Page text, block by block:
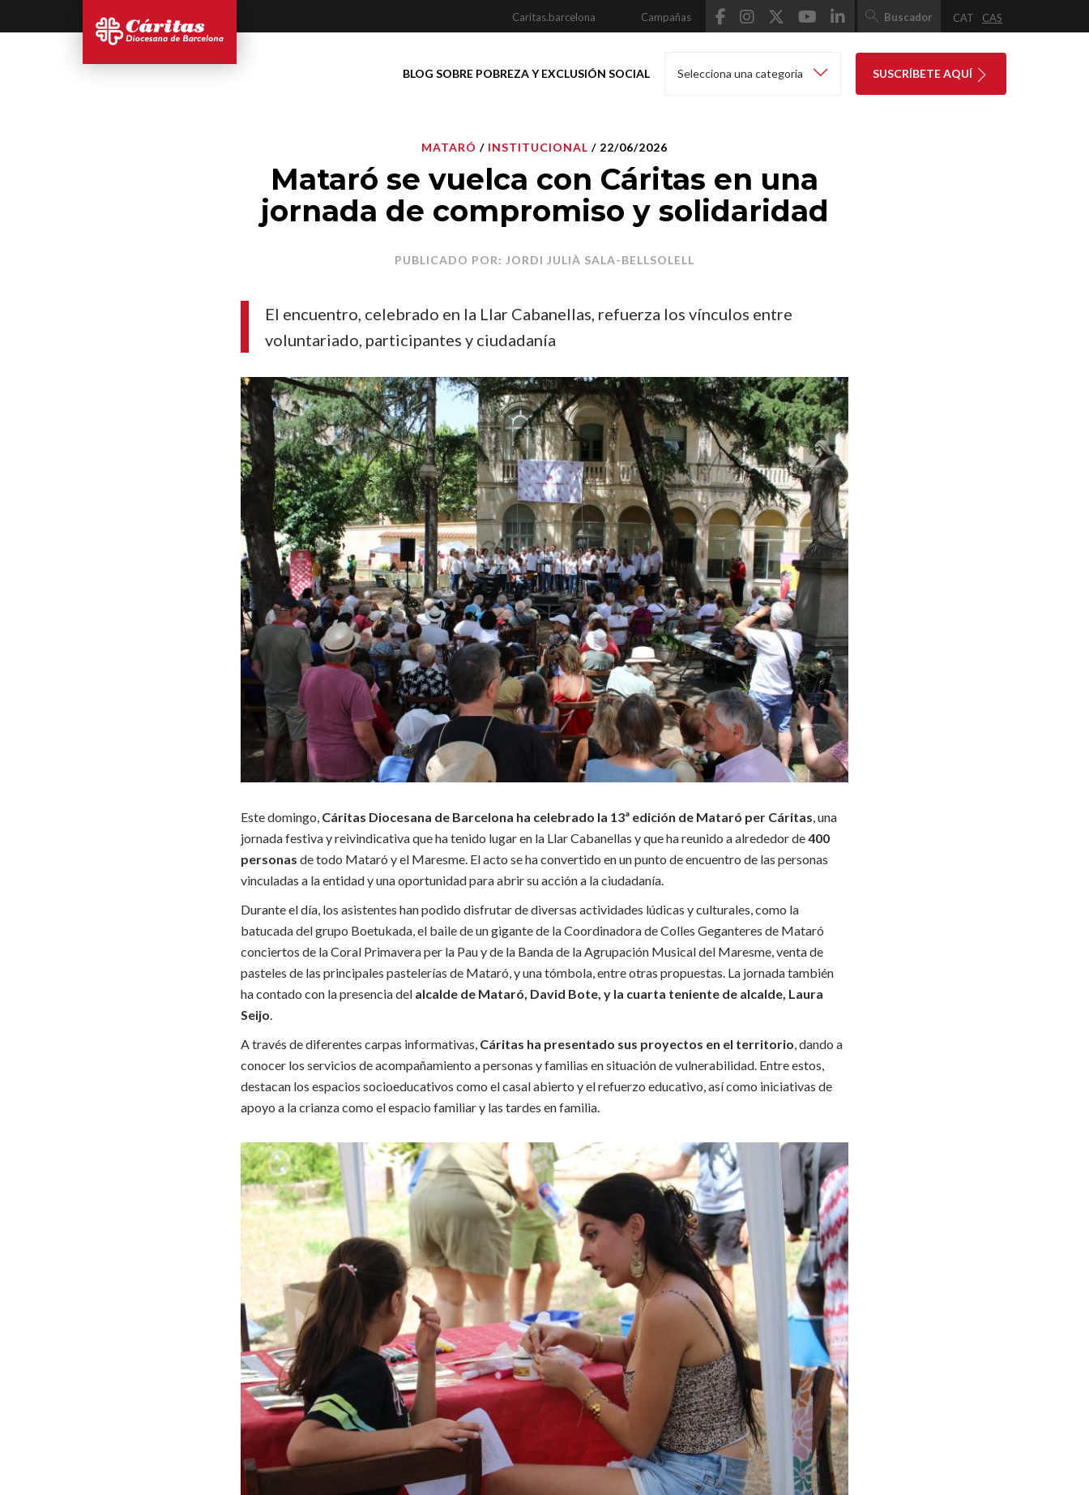
Caritas.barcelona Campañas Buscador CAT CAS
BLOG SOBRE POBREZA Y EXCLUSIÓN SOCIAL Selecciona una categoría SUSCRÍBETE AQUÍ
MATARÓ / INSTITUCIONAL / 22/06/2026
Mataró se vuelca con Cáritas en una
jornada de compromiso y solidaridad
PUBLICADO POR: JORDI JULIÀ SALA-BELLSOLELL
El encuentro, celebrado en la Llar Cabanellas, refuerza los vínculos entre
voluntariado, participantes y ciudadanía
Este domingo, Cáritas Diocesana de Barcelona ha celebrado la 13ª edición de Mataró per Cáritas, una
jornada festiva y reivindicativa que ha tenido lugar en la Llar Cabanellas y que ha reunido a alrededor de400
personas de todo Mataró y el Maresme. El acto se ha convertido en un punto de encuentro de las personas
vinculadas a la entidad y una oportunidad para abrir su acción a la ciudadanía.
Durante el día, los asistentes han podido disfrutar de diversas actividades lúdicas y culturales, como la
batucada del grupo Boetukada, el baile de un gigante de la Coordinadora de Colles Geganteres de Mataró
conciertos de la Coral Primavera per la Pau y de la Banda de la Agrupación Musical del Maresme, venta de
pasteles de las principales pastelerías de Mataró, y una tómbola, entre otras propuestas. La jornada también
ha contado con la presencia del alcalde de Mataró, David Bote, y la cuarta teniente de alcalde, Laura
Seijo.
A través de diferentes carpas informativas, Cáritas ha presentado sus proyectos en el territorio, dando a
conocer los servicios de acompañamiento a personas y familias en situación de vulnerabilidad. Entre estos,
destacan los espacios socioeducativos como el casal abierto y el refuerzo educativo, así como iniciativas de
apoyo a la crianza como el espacio familiar y las tardes en familia.